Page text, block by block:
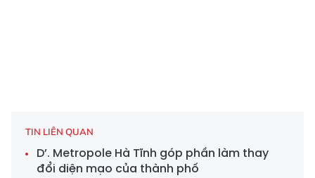
TIN LIÊN QUAN
D’. Metropole Hà Tĩnh góp phần làm thay
đổi diện mạo của thành phố